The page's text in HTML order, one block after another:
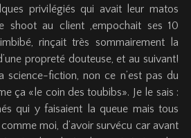
privilégiés qui avait leur matos
shoot au client ,empochait ses 10
rinçait très sommairement la
propreté douteuse, et au suivant!
science-fiction, non ce n’est pas du
ça «le coin des toubibs». Je le sais :
qui y faisaient la queue mais tous
moi, d’avoir survécu car avant